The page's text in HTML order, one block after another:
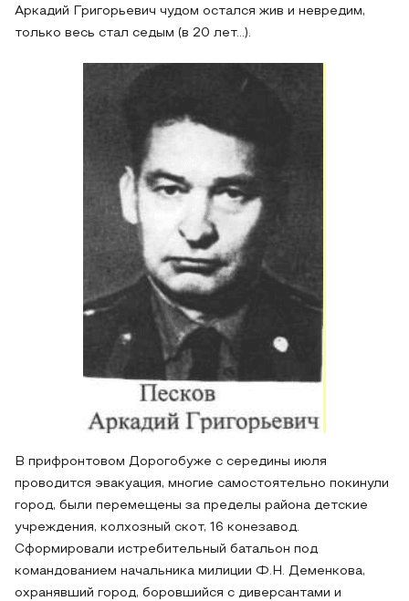
Аркадий Григорьевич чудом остался жив и невредим,
только весь стал седым (в 20 лет…).
В прифронтовом Дорогобуже с середины июля
проводится эвакуация, многие самостоятельно покинули
город, были перемещены за пределы района детские
учреждения, колхозный скот, 16 конезавод.
Сформировали истребительный батальон под
командованием начальника милиции Ф.Н. Деменкова,
охранявший город, боровшийся с диверсантами и